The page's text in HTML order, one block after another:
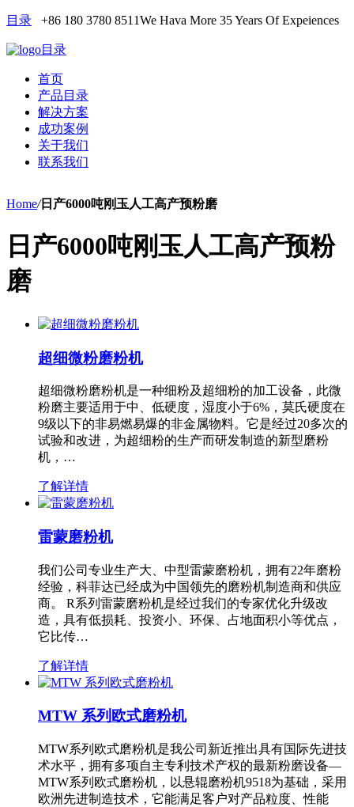
目录 +86 180 3780 8511We Hava More 35 Years Of Expeiences
目录
首页
产品目录
解决方案
成功案例
关于我们
联系我们
Home/日产6000吨刚玉人工高产预粉磨
日产6000吨刚玉人工高产预粉
磨
超细微粉磨粉机
超细微粉磨粉机是一种细粉及超细粉的加工设备，此微
粉磨主要适用于中、低硬度，湿度小于6%，莫氏硬度在
9级以下的非易燃易爆的非金属物料。它是经过20多次的
试验和改进，为超细粉的生产而研发制造的新型磨粉
机，…
了解详情
雷蒙磨粉机
我们公司专业生产大、中型雷蒙磨粉机，拥有22年磨粉
经验，科菲达已经成为中国领先的磨粉机制造商和供应
商。 R系列雷蒙磨粉机是经过我们的专家优化升级改
造，具有低损耗、投资小、环保、占地面积小等优点，
它比传…
了解详情
MTW 系列欧式磨粉机
MTW系列欧式磨粉机是我公司新近推出具有国际先进技
术水平，拥有多项自主专利技术产权的最新粉磨设备—
MTW系列欧式磨粉机，以悬辊磨粉机9518为基础，采用
欧洲先进制造技术，它能满足客户对产品粒度、性能